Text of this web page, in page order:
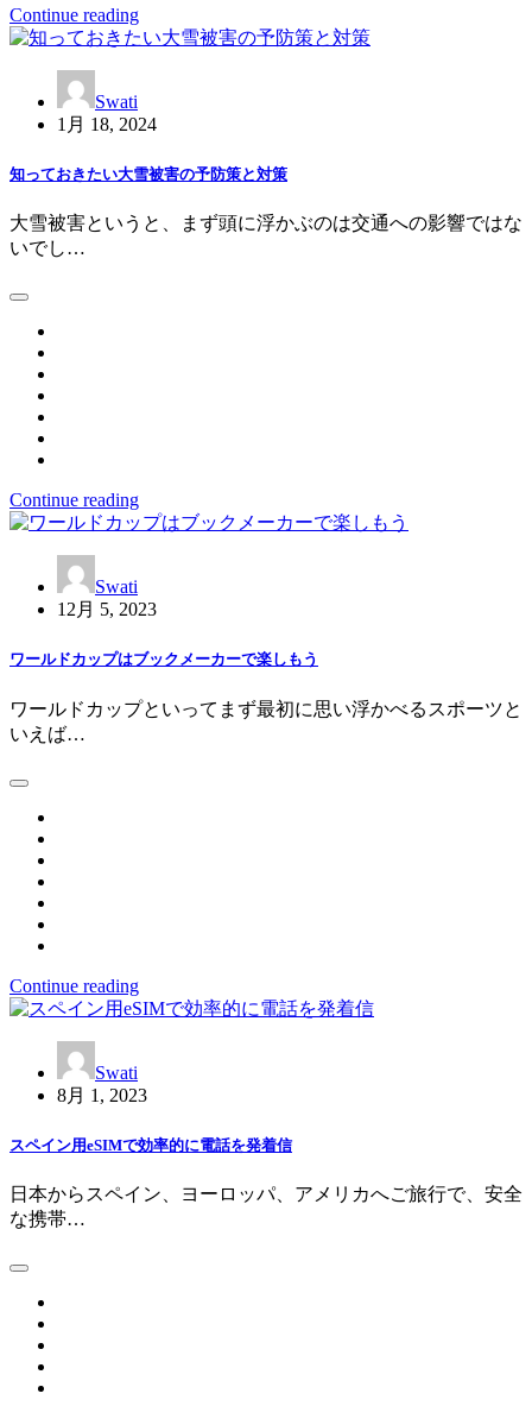
Continue reading
Swati
1月 18, 2024
知っておきたい大雪被害の予防策と対策
大雪被害というと、まず頭に浮かぶのは交通への影響ではな
いでし…
Continue reading
Swati
12月 5, 2023
ワールドカップはブックメーカーで楽しもう
ワールドカップといってまず最初に思い浮かべるスポーツと
いえば…
Continue reading
Swati
8月 1, 2023
スペイン用eSIMで効率的に電話を発着信
日本からスペイン、ヨーロッパ、アメリカへご旅行で、安全
な携帯…